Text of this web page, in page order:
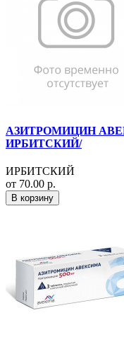
АЗИТРОМИЦИН
ИРБИТСКИЙ/
ИРБИТСКИЙ
от 70.00 р.
В корзину